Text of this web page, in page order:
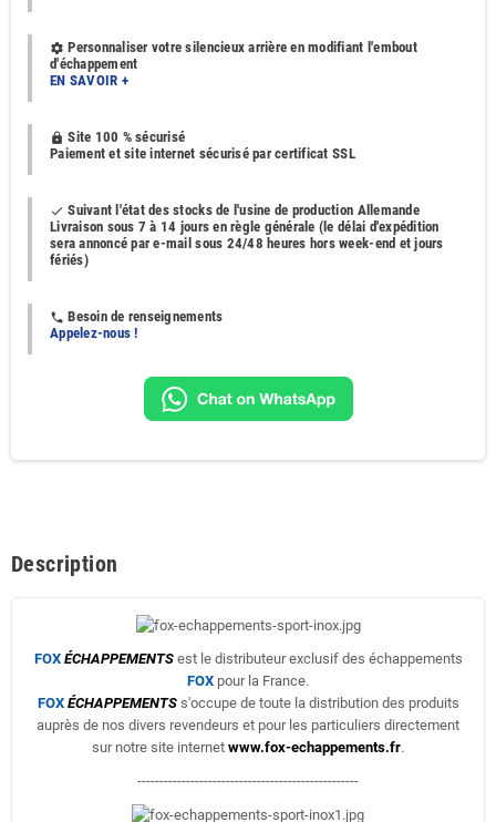
settings Personnaliser votre silencieux arrière en modifiant l'embout
d'échappement
EN SAVOIR +
https Site 100 % sécurisé
Paiement et site internet sécurisé par certificat SSL
done Suivant l'état des stocks de l'usine de production Allemande
Livraison sous 7 à 14 jours en règle générale (le délai d'expédition
sera annoncé par e-mail sous 24/48 heures hors week-end et jours
fériés)
phone Besoin de renseignements
Appelez-nous !
Description
FOX ÉCHAPPEMENTSest le distributeur exclusif des échappements
FOX pour la France.
FOX ÉCHAPPEMENTSs'occupe de toute la distribution des produits
auprès de nos divers revendeurs et pour les particuliers directement
sur notre site internet www.fox-echappements.fr.
--------------------------------------------------